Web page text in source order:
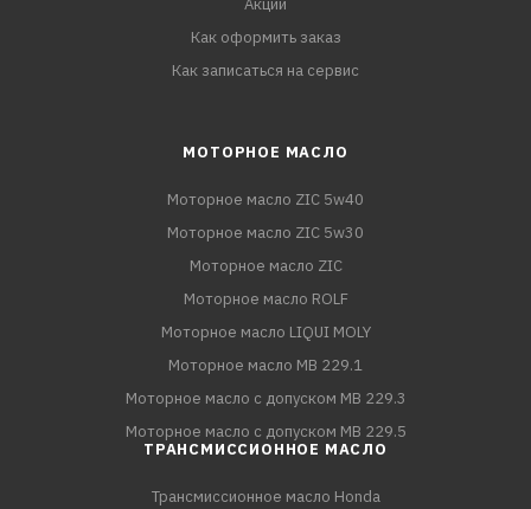
Акции
Как оформить заказ
Как записаться на сервис
МОТОРНОЕ МАСЛО
Моторное масло ZIC 5w40
Моторное масло ZIC 5w30
Моторное масло ZIC
Моторное масло ROLF
Моторное масло LIQUI MOLY
Моторное масло MB 229.1
Моторное масло с допуском MB 229.3
Моторное масло с допуском MB 229.5
ТРАНСМИССИОННОЕ МАСЛО
Трансмиссионное масло Honda